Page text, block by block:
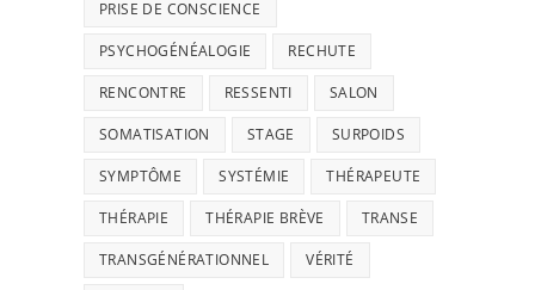
PRISE DE CONSCIENCE
PSYCHOGÉNÉALOGIE RECHUTE
RENCONTRE RESSENTI SALON
SOMATISATION STAGE SURPOIDS
SYMPTÔME SYSTÉMIE THÉRAPEUTE
THÉRAPIE THÉRAPIE BRÈVE TRANSE
TRANSGÉNÉRATIONNEL VÉRITÉ